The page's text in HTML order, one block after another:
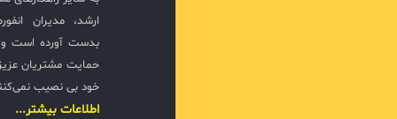
ارشد، مدیران
بدست آورده است و
حمایت مشتریان
خود بی نصیب
اطلاعات بیشتر...